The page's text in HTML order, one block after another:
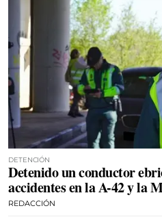
DETENCIÓN
Detenido un conductor
accidentes en la A-42 y la
REDACCIÓN